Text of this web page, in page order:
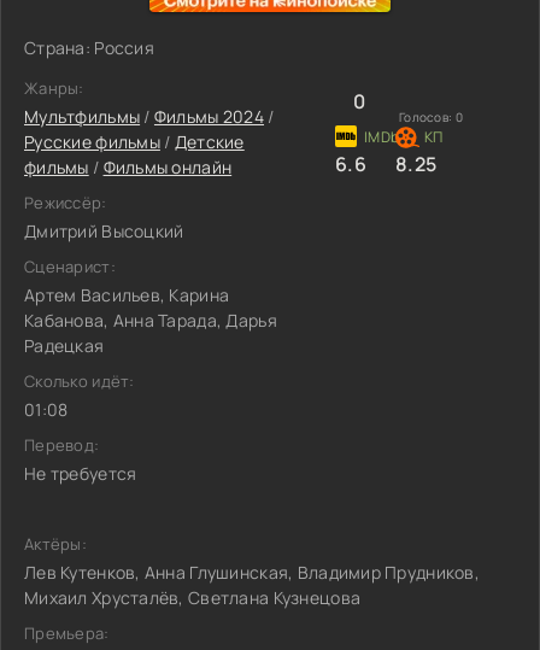
Страна: Россия
Жанры:
Мультфильмы / Фильмы 2024 /
Русские фильмы/ Детские
фильмы / Фильмы онлайн
Режиссёр:
Дмитрий Высоцкий
Сценарист:
Артем Васильев, Карина
Кабанова, Анна Тарада, Дарья
Радецкая
Сколько идёт:
01:08
Перевод:
Не требуется
0
Голосов: 0
6.6 8.25
Актёры:
Лев Кутенков, Анна Глушинская, Владимир Прудников,
Михаил Хрусталёв, Светлана Кузнецова
Премьера: